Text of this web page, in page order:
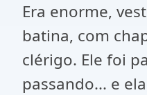
Era enorme,
batina, com
clérigo. Ele foi
passando... e